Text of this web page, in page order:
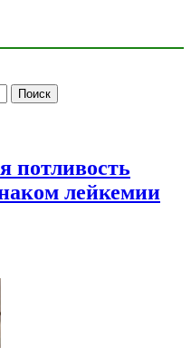
потливость
лейкемии